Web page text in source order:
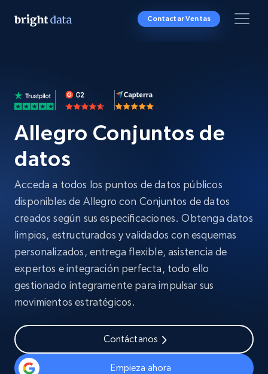
Contactar Ventas
Allegro Conjuntos de
datos
Acceda a todos los puntos de datos públicos
disponibles de Allegro con Conjuntos de datos
creados según sus especificaciones. Obtenga datos
limpios, estructurados y validados con esquemas
personalizados, entrega flexible, asistencia de
expertos e integración perfecta, todo ello
gestionado íntegramente para impulsar sus
movimientos estratégicos.
Contáctanos
Empieza ahora